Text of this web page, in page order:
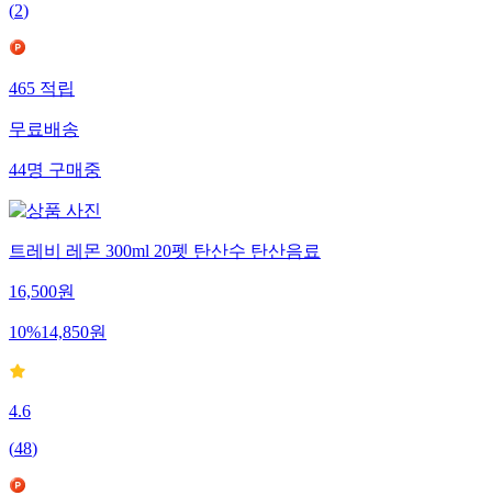
(2)
465적립
무료배송
44명구매중
트레비 레몬 300ml 20펫 탄산수 탄산음료
16,500원
10%14,850원
4.6
(48)